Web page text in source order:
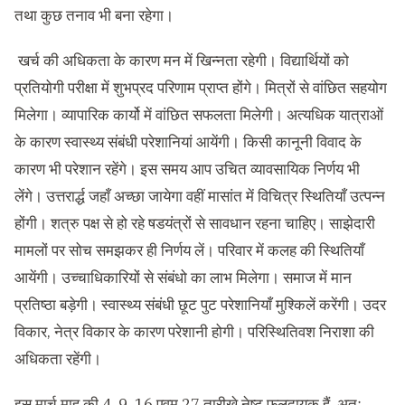
तथा कुछ तनाव भी बना रहेगा।
खर्च की अधिकता के कारण मन में खिन्नता रहेगी। विद्यार्थियों को
प्रतियोगी परीक्षा में शुभप्रद परिणाम प्राप्त होंगे। मित्रों से वांछित सहयोग
मिलेगा। व्यापारिक कार्यो में वांछित सफलता मिलेगी। अत्यधिक यात्राओं
के कारण स्वास्थ्य संबंधी परेशानियां आयेंगी। किसी कानूनी विवाद के
कारण भी परेशान रहेंगे। इस समय आप उचित व्यावसायिक निर्णय भी
लेंगे। उत्तरार्द्ध जहाँ अच्छा जायेगा वहीं मासांत में विचित्र स्थितियाँ उत्पन्न
होंगी। शत्रु पक्ष से हो रहे षडयंत्रों से सावधान रहना चाहिए। साझेदारी
मामलों पर सोच समझकर ही निर्णय लें। परिवार में कलह की स्थितियाँ
आयेंगी। उच्चाधिकारियों से संबंधो का लाभ मिलेगा। समाज में मान
प्रतिष्ठा बड़ेगी। स्वास्थ्य संबंधी छूट पुट परेशानियाँ मुश्किलें करेंगी। उदर
विकार, नेत्र विकार के कारण परेशानी होगी। परिस्थितिवश निराशा की
अधिकता रहेंगी।